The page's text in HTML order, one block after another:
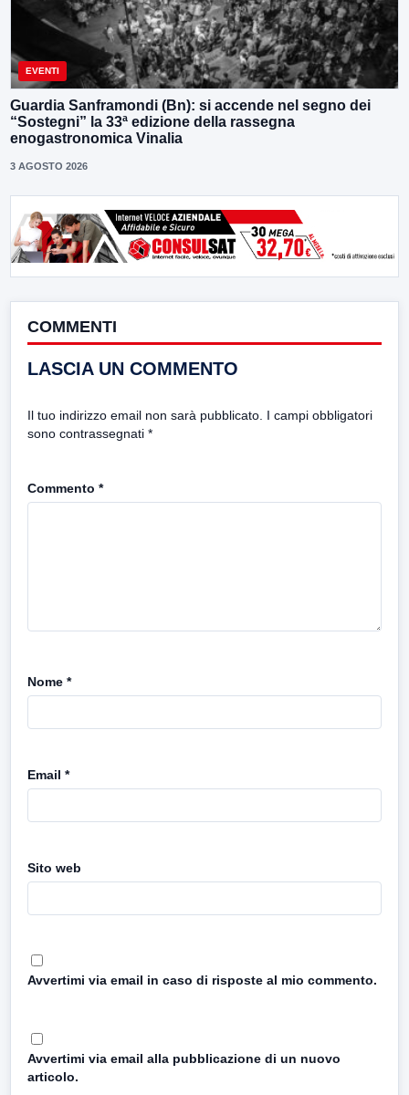
EVENTI
Guardia Sanframondi (Bn): si accende nel segno dei
“Sostegni” la 33ª edizione della rassegna
enogastronomica Vinalia
3 AGOSTO 2026
COMMENTI
LASCIA UN COMMENTO
Il tuo indirizzo email non sarà pubblicato. I campi obbligatori
sono contrassegnati *
Commento *
Nome *
Email *
Sito web
Avvertimi via email in caso di risposte al mio commento.
Avvertimi via email alla pubblicazione di un nuovo
articolo.